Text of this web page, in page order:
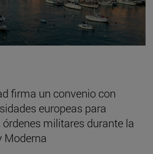
firma un convenio con
europeas para
militares durante la
Moderna